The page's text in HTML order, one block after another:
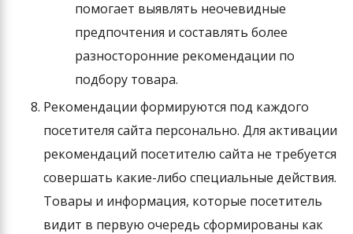
помогает выявлять неочевидные
предпочтения и составлять более
разносторонние рекомендации по
подбору товара.
Рекомендации формируются под каждого
посетителя сайта персонально. Для активации
рекомендаций посетителю сайта не требуется
совершать какие-либо специальные действия.
Товары и информация, которые посетитель
видит в первую очередь сформированы как